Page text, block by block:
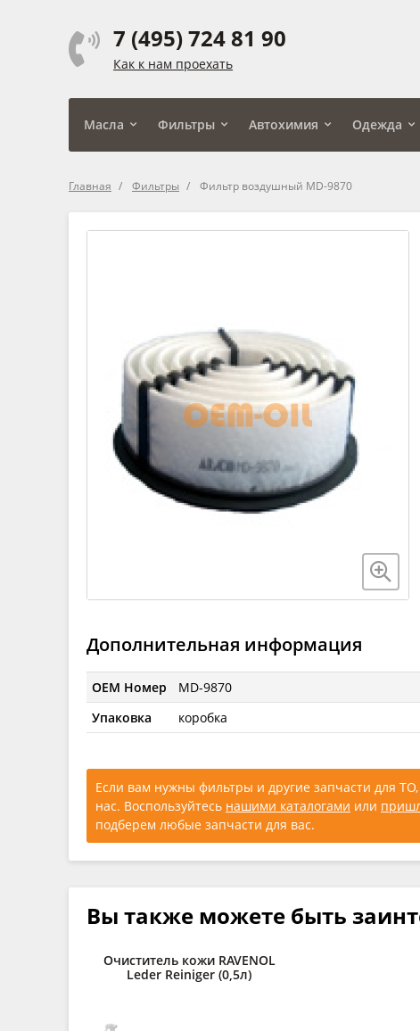
7 (495) 724 81 90
Как к нам проехать
Масла Фильтры Автохимия Одежда
Главная Фильтры Фильтр воздушный MD-9870
Дополнительная информация
OEM Номер
MD-9870
Упаковка
коробка
Если вам нужны фильтры и другие запчасти для
нас. Воспользуйтесь нашими каталогами или
подберем любые запчасти для вас.
Вы также можете быть
Очиститель кожи RAVENOL
Leder Reiniger (0,5л)